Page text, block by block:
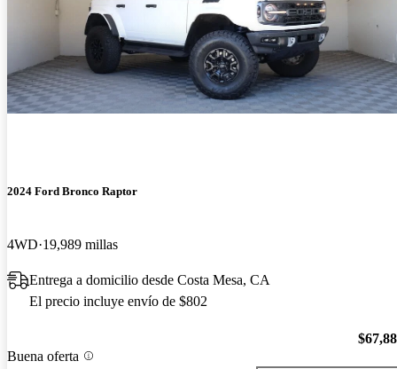
2024 Ford Bronco Raptor
4WD 19,989 millas
Entrega a domicilio desde Costa Mesa, CA
El precio incluye envío de $802
Buena oferta